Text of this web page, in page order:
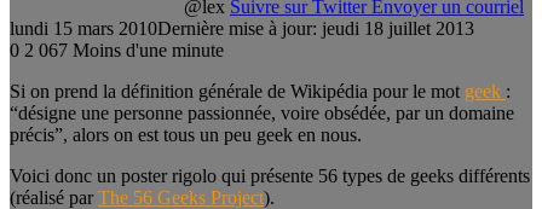
@lex Suivre sur Twitter Envoyer un courriel
lundi 15 mars 2010Dernière mise à jour: jeudi 18 juillet 2013
0 2 067 Moins d'une minute
Si on prend la définition générale de Wikipédia pour le mot geek :
“désigne une personne passionnée, voire obsédée, par un domaine
précis”, alors on est tous un peu geek en nous.
Voici donc un poster rigolo qui présente 56 types de geeks différents
(réalisé parThe 56 Geeks Project).